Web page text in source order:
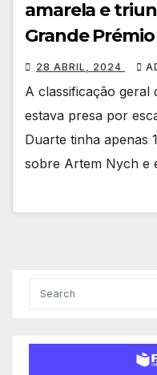
amarela e
Grande Prémio
28 ABRIL, 2024
A classificação geral
estava presa por
Duarte tinha apenas
sobre Artem Nych e